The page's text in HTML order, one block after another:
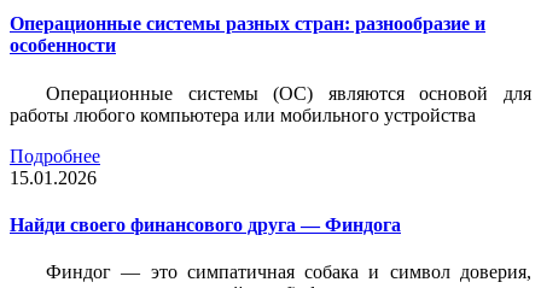
Операционные системы разных стран: разнообразие и
особенности
Операционные системы (ОС) являются основой для
работы любого компьютера или мобильного устройства
Подробнее
15.01.2026
Найди своего финансового друга — Финдога
Финдог — это симпатичная собака и символ доверия,